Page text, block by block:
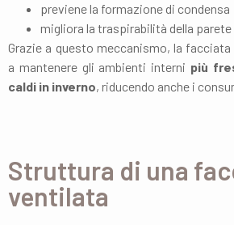
previene la formazione di condensa
migliora la traspirabilità della parete
Grazie a questo meccanismo, la
a mantenere gli ambienti interni più
caldi in inverno, riducendo anche i
Struttura di una
ventilata